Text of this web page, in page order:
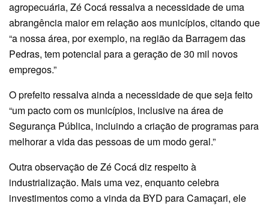
agropecuária, Zé Cocá ressalva a necessidade de uma
abrangência maior em relação aos municípios, citando que
“a nossa área, por exemplo, na região da Barragem das
Pedras, tem potencial para a geração de 30 mil novos
empregos.”
O prefeito ressalva ainda a necessidade de que seja feito
“um pacto com os municípios, inclusive na área de
Segurança Pública, incluindo a criação de programas para
melhorar a vida das pessoas de um modo geral.”
Outra observação de Zé Cocá diz respeito à
industrialização. Mais uma vez, enquanto celebra
investimentos como a vinda da BYD para Camaçari, ele